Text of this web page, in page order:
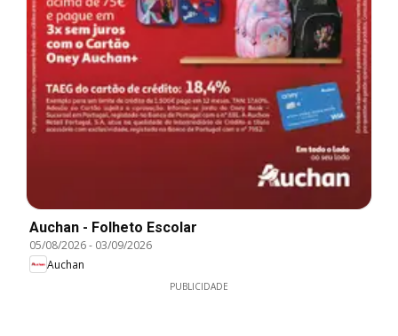
Auchan - Folheto Escolar
05/08/2026- 03/09/2026
Auchan
PUBLICIDADE